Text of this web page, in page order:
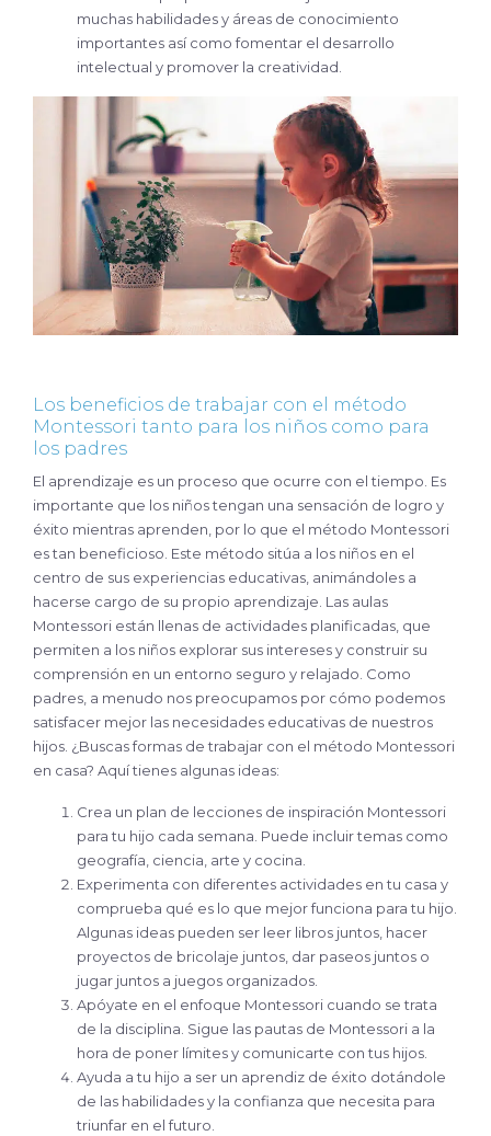
muchas habilidades y áreas de conocimiento
importantes así como fomentar el desarrollo
intelectual y promover la creatividad.
Los beneficios de trabajar con el método
Montessori tanto para los niños como para
los padres
El aprendizaje es un proceso que ocurre con el tiempo. Es
importante que los niños tengan una sensación de logro y
éxito mientras aprenden, por lo que el método Montessori
es tan beneficioso. Este método sitúa a los niños en el
centro de sus experiencias educativas, animándoles a
hacerse cargo de su propio aprendizaje. Las aulas
Montessori están llenas de actividades planificadas, que
permiten a los niños explorar sus intereses y construir su
comprensión en un entorno seguro y relajado. Como
padres, a menudo nos preocupamos por cómo podemos
satisfacer mejor las necesidades educativas de nuestros
hijos. ¿Buscas formas de trabajar con el método Montessori
en casa? Aquí tienes algunas ideas:
Crea un plan de lecciones de inspiración Montessori
para tu hijo cada semana. Puede incluir temas como
geografía, ciencia, arte y cocina.
Experimenta con diferentes actividades en tu casa y
comprueba qué es lo que mejor funciona para tu hijo.
Algunas ideas pueden ser leer libros juntos, hacer
proyectos de bricolaje juntos, dar paseos juntos o
jugar juntos a juegos organizados.
Apóyate en el enfoque Montessori cuando se trata
de la disciplina. Sigue las pautas de Montessori a la
hora de poner límites y comunicarte con tus hijos.
Ayuda a tu hijo a ser un aprendiz de éxito dotándole
de las habilidades y la confianza que necesita para
triunfar en el futuro.